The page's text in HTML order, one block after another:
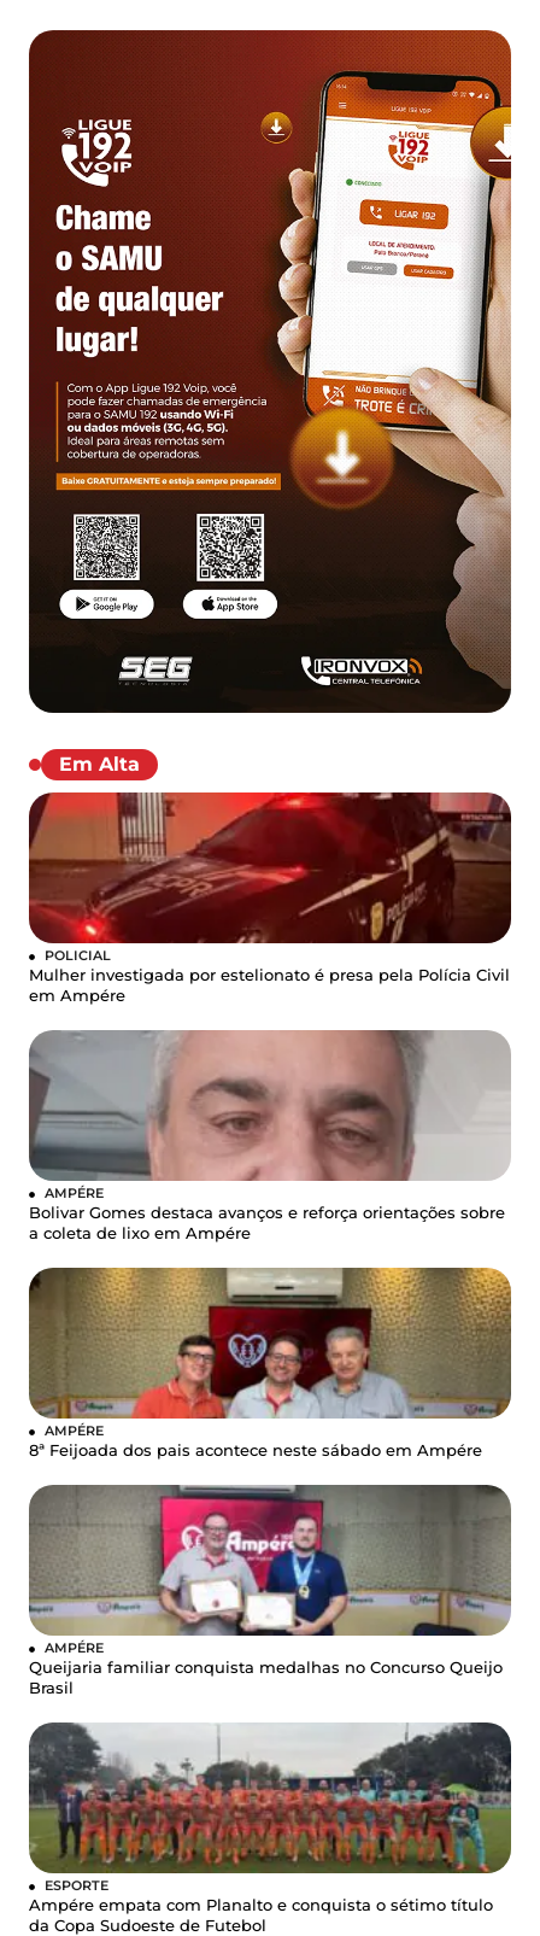
Em Alta
POLICIAL
Mulher investigada por estelionato é presa pela Polícia Civil
em Ampére
AMPÉRE
Bolivar Gomes destaca avanços e reforça orientações sobre
a coleta de lixo em Ampére
AMPÉRE
8ª Feijoada dos pais acontece neste sábado em Ampére
AMPÉRE
Queijaria familiar conquista medalhas no Concurso Queijo
Brasil
ESPORTE
Ampére empata com Planalto e conquista o sétimo título
da Copa Sudoeste de Futebol